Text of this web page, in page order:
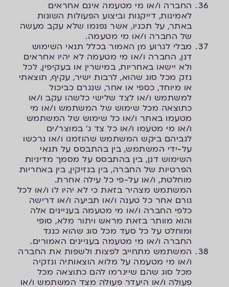
החברה ו/או מי מטעמה אינם אחראים
לאמינות, דייקנות וביצוע הפעולות השונות
באתר, על תכניו, אשר נפגמו שלא עקב מעשה
של החברה ו/או מי מטעמה.
מבלי לגרוע מן האמור בכלל תנאי השימוש
דנן, החברה ו/או מי מטעמה לא יהיו אחראים
ולא יישאו באחריות, במישרין או בעקיפין, לכל
נזק מכל סוג שהוא, לרבות ישיר, עקיף, תוצאתי
או מיוחד, כספי או אחר, שנגרם כביכול
למשתמש ו/או לצד שלישי כלשהו עקב ו/או
כתוצאה מכל שימוש של המשתמש ו/או מי
מטעמו באתר ו/או כל שימוש של המשתמש
ו/או מי מטעמו ו/או כל צד ג' במוצר/ים
לגביהם ביקש המשתמש שהוזמנו ו/או נרכשו
על-ידי המשתמש, בין בהתבסס על תנאי
השימוש דנן, בין בהתבסס על מסמך מדיניות
הפרטיות של החברה, בין בנזיקין, בין באחריות
מוחלטת, ו/או על-פי כל עילה אחרת.
המשתמש מצהיר בזאת כי לא יהיו לו ו/או לכל
גורם אחר כל טענה ו/או תביעה ו/או דרישה
כלפי החברה ו/או מי מטעמה בעניינים אלה
והוא מוותר בזאת מראש ויתור מלא, סופי
ומוחלט על כל סעד מכל סוג שהוא כנגד
החברה ו/או מי מטעמה בעניינים האמורים.
המשתמש מתחייב לפצות ולשפות את החברה
ו/או מי מטעמה על מלוא הוצאותיה ונזקיה
מכל סוג שהם שייגרמו להם כתוצאה מכל
פעולה ו/או היעדר פעולה מצד המשתמש ו/או